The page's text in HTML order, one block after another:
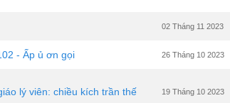
02 Tháng 11 2023
- Ấp ủ ơn gọi 26 Tháng 10 2023
lý viên: chiều kích trần thế 19 Tháng 10 2023